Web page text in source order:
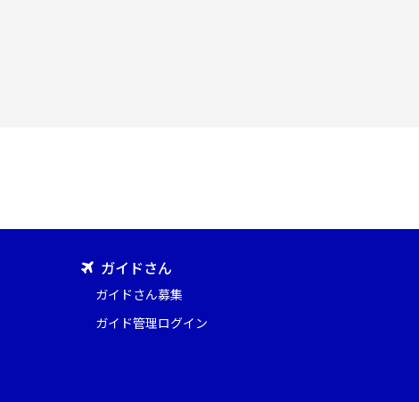
ガイドさん
ガイドさん募集
ガイド管理ログイン